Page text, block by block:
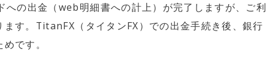
の出金（web明細書への計上）が完了しますが、ご利
す。TitanFX（タイタンFX）での出金手続き後、銀行
です。